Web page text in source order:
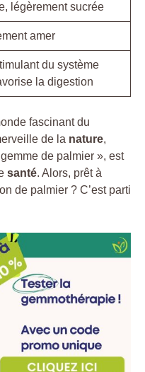
légèrement sucrée
amer
du système
la digestion
fascinant du
de la nature,
de palmier », est
santé. Alors, prêt à
de palmier ? C’est parti